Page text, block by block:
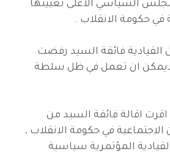
السياسي الأعلى تعيينها
حكومة الانقلاب .
القيادية فائقة السيد رفضت
لايمكن ان تعمل في ظل سلطة
اقالة فائقة السيد من
في حكومة الانقلاب ,
المؤتمرية سياسية